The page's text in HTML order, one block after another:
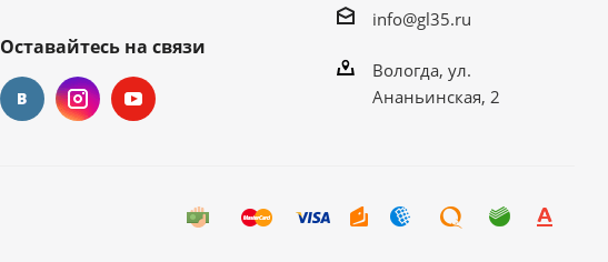
Оставайтесь на связи
info@gl35.ru
Вологда, ул.
Ананьинская, 2